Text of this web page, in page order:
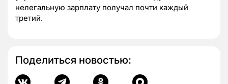
нелегальную зарплату получал почти каждый
третий.
Поделиться новостью: